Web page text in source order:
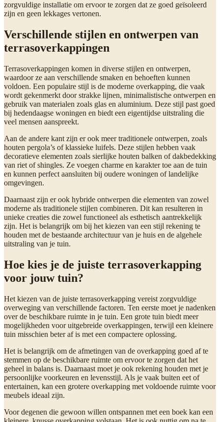
zorgvuldige installatie om ervoor te zorgen dat ze goed geïsoleerd
zijn en geen lekkages vertonen.
Verschillende stijlen en ontwerpen van
terrasoverkappingen
Terrasoverkappingen komen in diverse stijlen en ontwerpen,
waardoor ze aan verschillende smaken en behoeften kunnen
voldoen. Een populaire stijl is de moderne overkapping, die vaak
wordt gekenmerkt door strakke lijnen, minimalistische ontwerpen en
gebruik van materialen zoals glas en aluminium. Deze stijl past goed
bij hedendaagse woningen en biedt een eigentijdse uitstraling die
veel mensen aanspreekt.
Aan de andere kant zijn er ook meer traditionele ontwerpen, zoals
houten pergola’s of klassieke luifels. Deze stijlen hebben vaak
decoratieve elementen zoals sierlijke houten balken of dakbedekking
van riet of shingles. Ze voegen charme en karakter toe aan de tuin
en kunnen perfect aansluiten bij oudere woningen of landelijke
omgevingen.
Daarnaast zijn er ook hybride ontwerpen die elementen van zowel
moderne als traditionele stijlen combineren. Dit kan resulteren in
unieke creaties die zowel functioneel als esthetisch aantrekkelijk
zijn. Het is belangrijk om bij het kiezen van een stijl rekening te
houden met de bestaande architectuur van je huis en de algehele
uitstraling van je tuin.
Hoe kies je de juiste terrasoverkapping
voor jouw tuin?
Het kiezen van de juiste terrasoverkapping vereist zorgvuldige
overweging van verschillende factoren. Ten eerste moet je nadenken
over de beschikbare ruimte in je tuin. Een grote tuin biedt meer
mogelijkheden voor uitgebreide overkappingen, terwijl een kleinere
tuin misschien beter af is met een compactere oplossing.
Het is belangrijk om de afmetingen van de overkapping goed af te
stemmen op de beschikbare ruimte om ervoor te zorgen dat het
geheel in balans is. Daarnaast moet je ook rekening houden met je
persoonlijke voorkeuren en levensstijl. Als je vaak buiten eet of
entertainen, kan een grotere overkapping met voldoende ruimte voor
meubels ideaal zijn.
Voor degenen die gewoon willen ontspannen met een boek kan een